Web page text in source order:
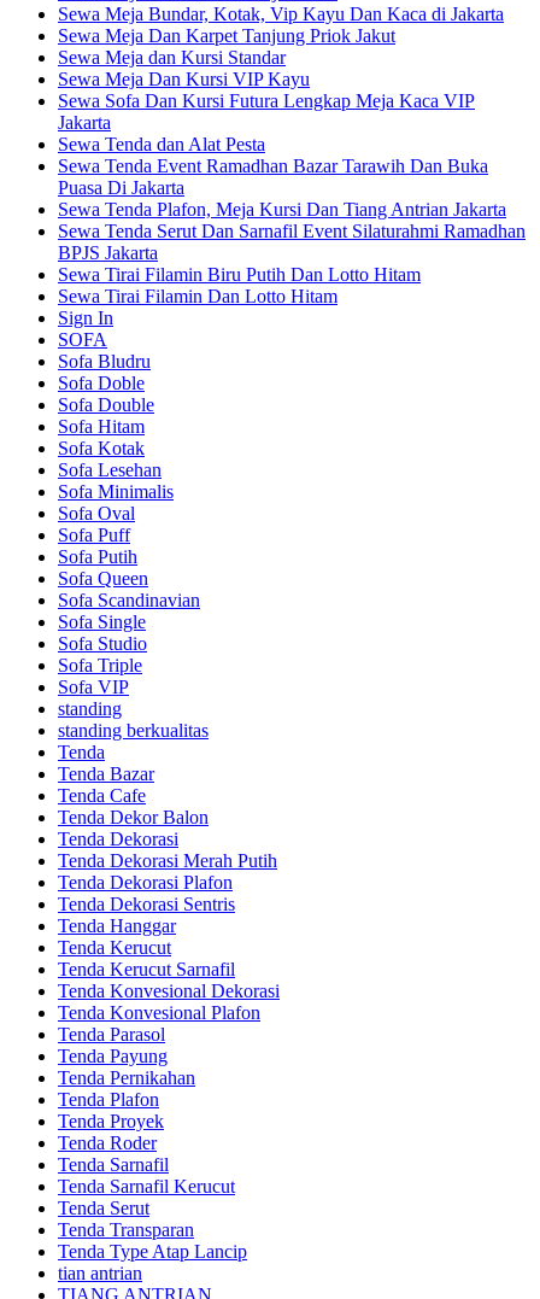
Sewa Meja Bundar, Kotak, Vip Kayu Dan Kaca di Jakarta
Sewa Meja Dan Karpet Tanjung Priok Jakut
Sewa Meja dan Kursi Standar
Sewa Meja Dan Kursi VIP Kayu
Sewa Sofa Dan Kursi Futura Lengkap Meja Kaca VIP
Jakarta
Sewa Tenda dan Alat Pesta
Sewa Tenda Event Ramadhan Bazar Tarawih Dan Buka
Puasa Di Jakarta
Sewa Tenda Plafon, Meja Kursi Dan Tiang Antrian Jakarta
Sewa Tenda Serut Dan Sarnafil Event Silaturahmi Ramadhan
BPJS Jakarta
Sewa Tirai Filamin Biru Putih Dan Lotto Hitam
Sewa Tirai Filamin Dan Lotto Hitam
Sign In
SOFA
Sofa Bludru
Sofa Doble
Sofa Double
Sofa Hitam
Sofa Kotak
Sofa Lesehan
Sofa Minimalis
Sofa Oval
Sofa Puff
Sofa Putih
Sofa Queen
Sofa Scandinavian
Sofa Single
Sofa Studio
Sofa Triple
Sofa VIP
standing
standing berkualitas
Tenda
Tenda Bazar
Tenda Cafe
Tenda Dekor Balon
Tenda Dekorasi
Tenda Dekorasi Merah Putih
Tenda Dekorasi Plafon
Tenda Dekorasi Sentris
Tenda Hanggar
Tenda Kerucut
Tenda Kerucut Sarnafil
Tenda Konvesional Dekorasi
Tenda Konvesional Plafon
Tenda Parasol
Tenda Payung
Tenda Pernikahan
Tenda Plafon
Tenda Proyek
Tenda Roder
Tenda Sarnafil
Tenda Sarnafil Kerucut
Tenda Serut
Tenda Transparan
Tenda Type Atap Lancip
tian antrian